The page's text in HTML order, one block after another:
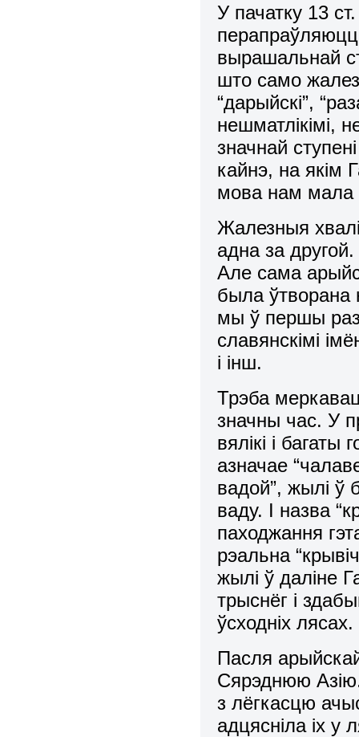
У пачатку 13
вырашальнай
што само
“дарыйскі”,
нешматлікімі,
значнай
кайнэ, на якім
мова нам мала
Жалезныя
адна за
Але сама
была ўтворана
мы ў першы раз
славянскімі
і інш.
Трэба
значны час. У
вялікі і
азначае
вадой”, жылі ў
ваду. І назва
паходжання
рэальна
жылі ў даліне
трыснёг і
ўсходніх лясах.
Пасля
Сярэднюю
з лёгкасцю
адцясніла іх у